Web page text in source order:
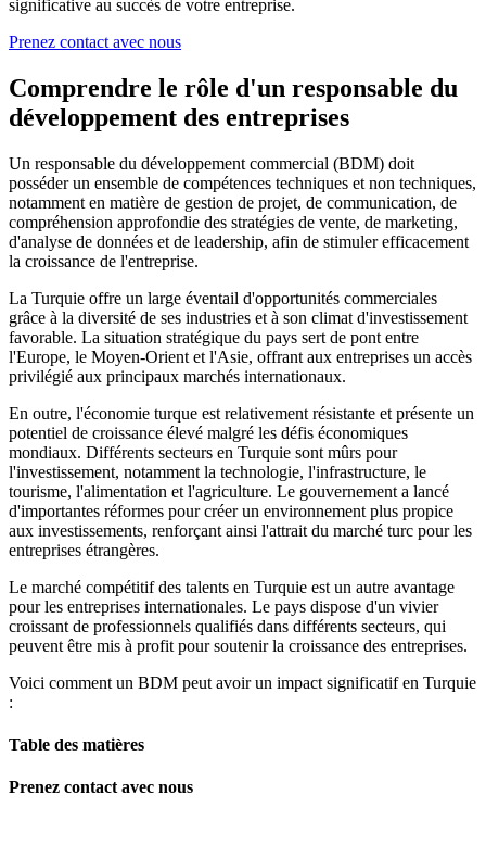
significative au succès de votre entreprise.
Prenez contact avec nous
Comprendre le rôle d'un responsable du
développement des entreprises
Un responsable du développement commercial (BDM) doit
posséder un ensemble de compétences techniques et non techniques,
notamment en matière de gestion de projet, de communication, de
compréhension approfondie des stratégies de vente, de marketing,
d'analyse de données et de leadership, afin de stimuler efficacement
la croissance de l'entreprise.
La Turquie offre un large éventail d'opportunités commerciales
grâce à la diversité de ses industries et à son climat d'investissement
favorable. La situation stratégique du pays sert de pont entre
l'Europe, le Moyen-Orient et l'Asie, offrant aux entreprises un accès
privilégié aux principaux marchés internationaux.
En outre, l'économie turque est relativement résistante et présente un
potentiel de croissance élevé malgré les défis économiques
mondiaux. Différents secteurs en Turquie sont mûrs pour
l'investissement, notamment la technologie, l'infrastructure, le
tourisme, l'alimentation et l'agriculture. Le gouvernement a lancé
d'importantes réformes pour créer un environnement plus propice
aux investissements, renforçant ainsi l'attrait du marché turc pour les
entreprises étrangères.
Le marché compétitif des talents en Turquie est un autre avantage
pour les entreprises internationales. Le pays dispose d'un vivier
croissant de professionnels qualifiés dans différents secteurs, qui
peuvent être mis à profit pour soutenir la croissance des entreprises.
Voici comment un BDM peut avoir un impact significatif en Turquie
:
Table des matières
Prenez contact avec nous